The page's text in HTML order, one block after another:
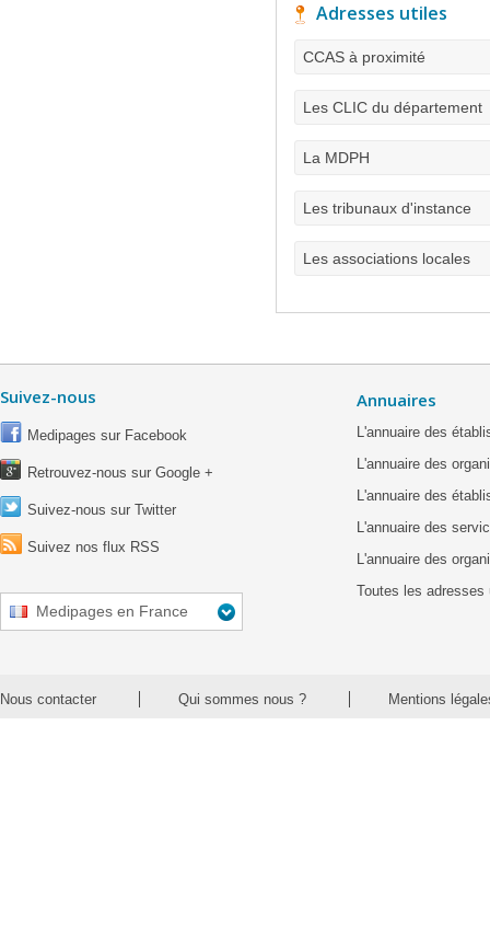
Adresses utiles
CCAS à proximité
Les CLIC du département
La MDPH
Les tribunaux d'instance
Les associations locales
Suivez-nous
Medipages sur Facebook
Retrouvez-nous sur Google +
Suivez-nous sur Twitter
Suivez nos flux RSS
Medipages en France
Annuaires
L'annuaire des
L'annuaire des
L'annuaire des
L'annuaire des
L'annuaire des
Toutes les adresses
Nous contacter Qui sommes nous ? Mentions